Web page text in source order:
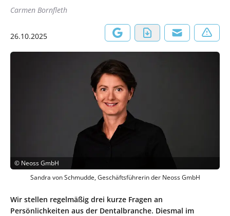
Carmen Bornfleth
26.10.2025
© Neoss GmbH
Sandra von Schmudde, Geschäftsführerin der Neoss GmbH
Wir stellen regelmäßig drei kurze Fragen an
Persönlichkeiten aus der Dentalbranche. Diesmal im